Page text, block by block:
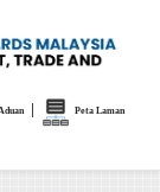
| Peta Laman